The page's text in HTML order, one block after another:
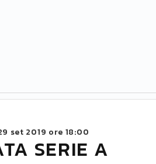
set 2019 ore 18:00
SERIE A